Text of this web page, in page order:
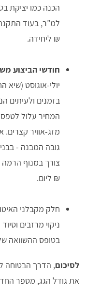
₪ ליחידה.
חודשי הביצוע
יולי-אוגוסט (שיא
המחיר עלול לטפס
מזג-אוויר
גובה המבנה -
₪ ליום.
חלק מקבלני
ניקוי מרזבים
בטופס ההשוואה
לסיכום, הדרך הבטוחה
את גודל הגג, מספר